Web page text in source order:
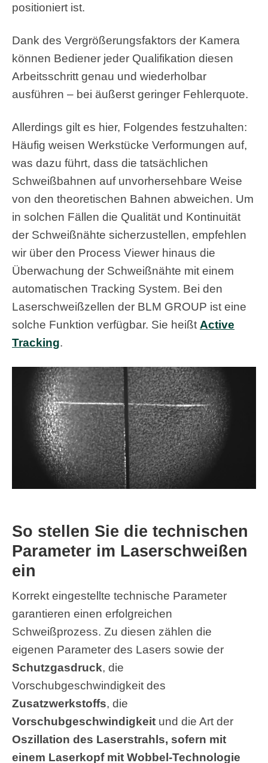
positioniert ist.
Dank des Vergrößerungsfaktors der Kamera
können Bediener jeder Qualifikation diesen
Arbeitsschritt genau und wiederholbar
ausführen – bei äußerst geringer Fehlerquote.
Allerdings gilt es hier, Folgendes festzuhalten:
Häufig weisen Werkstücke Verformungen auf,
was dazu führt, dass die tatsächlichen
Schweißbahnen auf unvorhersehbare Weise
von den theoretischen Bahnen abweichen. Um
in solchen Fällen die Qualität und Kontinuität
der Schweißnähte sicherzustellen, empfehlen
wir über den Process Viewer hinaus die
Überwachung der Schweißnähte mit einem
automatischen Tracking System. Bei den
Laserschweißzellen der BLM GROUP ist eine
solche Funktion verfügbar. Sie heißt Active
Tracking.
So stellen Sie die technischen
Parameter im Laserschweißen
ein
Korrekt eingestellte technische Parameter
garantieren einen erfolgreichen
Schweißprozess. Zu diesen zählen die
eigenen Parameter des Lasers sowie der
Schutzgasdruck, die
Vorschubgeschwindigkeit des
Zusatzwerkstoffs, die
Vorschubgeschwindigkeit und die Art der
Oszillation des Laserstrahls, sofern mit
einem Laserkopf mit Wobbel-Technologie